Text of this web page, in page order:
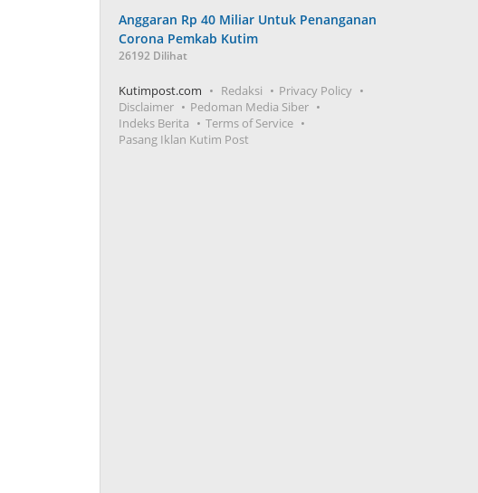
Anggaran Rp 40 Miliar Untuk Penanganan
Corona Pemkab Kutim
26192 Dilihat
Kutimpost.com Redaksi
Privacy Policy
Disclaimer
Pedoman Media Siber
Indeks Berita
Terms of Service
Pasang Iklan Kutim Post